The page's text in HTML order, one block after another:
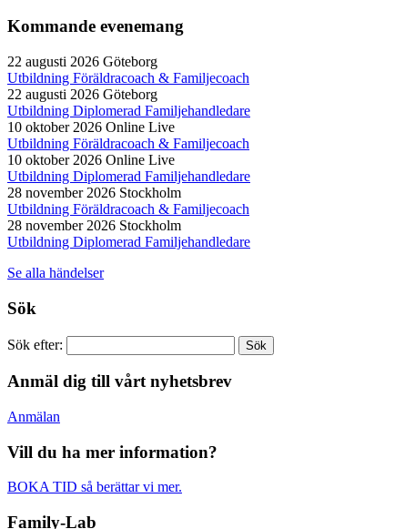
Kommande evenemang
22 augusti 2026 Göteborg
Utbildning Föräldracoach & Familjecoach
22 augusti 2026 Göteborg
Utbildning Diplomerad Familjehandledare
10 oktober 2026 Online Live
Utbildning Föräldracoach & Familjecoach
10 oktober 2026 Online Live
Utbildning Diplomerad Familjehandledare
28 november 2026 Stockholm
Utbildning Föräldracoach & Familjecoach
28 november 2026 Stockholm
Utbildning Diplomerad Familjehandledare
Se alla händelser
Sök
Sök efter:
Anmäl dig till vårt nyhetsbrev
Anmälan
Vill du ha mer information?
BOKA TID så berättar vi mer.
Family-Lab